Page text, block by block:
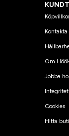
Kontakta
Om
Jobba
Cookies
Hitta